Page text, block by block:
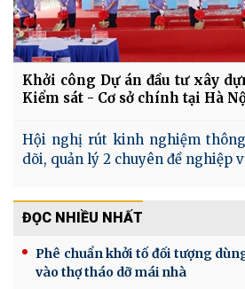
Khởi công Dự án đầu tư xây
Kiểm sát - Cơ sở chính tại Hà
Hội nghị rút kinh nghiệm
dõi, quản lý 2 chuyên đề nghiệp
ĐỌC NHIỀU NHẤT
Phê chuẩn khởi tố đối tượng
vào thợ tháo dỡ mái nhà